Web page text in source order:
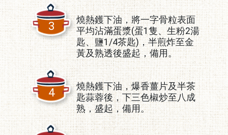
3
燒熱鑊下油，將一字骨粒表面
平均沾滿蛋漿(蛋1隻、生粉2湯
匙、鹽1/4茶匙)，半煎炸至金
黃及熟透後盛起，備用。
4
燒熱鑊下油，爆香薑片及半茶
匙蒜蓉後，下三色椒炒至八成
熟，盛起，備用。